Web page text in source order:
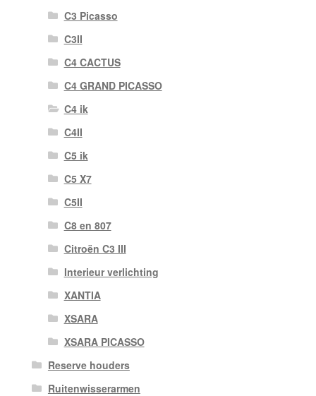
C3 Picasso
C3II
C4 CACTUS
C4 GRAND PICASSO
C4 ik
C4II
C5 ik
C5 X7
C5II
C8 en 807
Citroën C3 III
Interieur verlichting
XANTIA
XSARA
XSARA PICASSO
Reserve houders
Ruitenwisserarmen